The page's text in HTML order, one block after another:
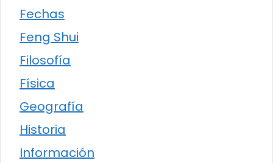
Fechas
Feng Shui
Filosofía
Física
Geografía
Historia
Información